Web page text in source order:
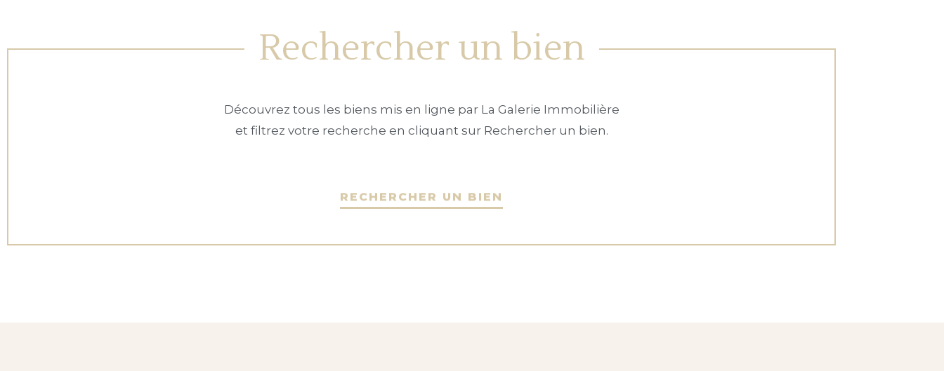
Rechercher un bien
Découvrez tous les biens mis en ligne par La Galerie Immobilière
et filtrez votre recherche en cliquant sur Rechercher un bien.
RECHERCHER UN BIEN